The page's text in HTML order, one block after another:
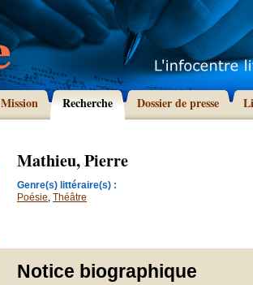
Mission Recherche Dossier de presse
Mathieu, Pierre
Genre(s) littéraire(s) :
Poésie, Théâtre
Notice biographique